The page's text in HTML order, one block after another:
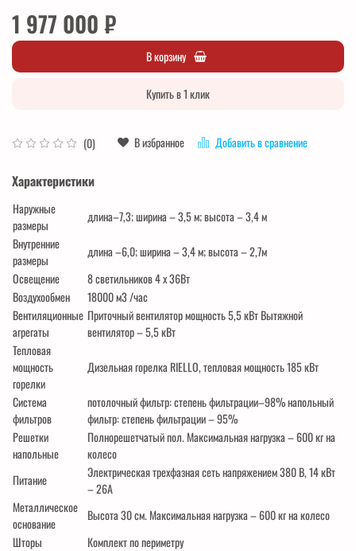
(0) В избранное Добавить в сравнение
1 977 000 ₽
В корзину
Купить в 1 клик
Характеристики
Наружные
размеры
длина–7,3; ширина – 3,5 м; высота – 3,4 м
Внутренние
размеры
длина –6,0; ширина – 3,4 м; высота – 2,7м
Освещение
8 светильников 4 х 36Вт
Воздухообмен
18000 м3 /час
Вентиляционные
агрегаты
Приточный вентилятор мощность 5,5 кВт Вытяжной
вентилятор – 5,5 кВт
Тепловая
мощность
горелки
Дизельная горелка RIELLO, тепловая мощность 185 кВт
Система
фильтров
потолочный фильтр: степень фильтрации–98% напольный
фильтр: степень фильтрации – 95%
Решетки
напольные
Полнорешетчатый пол. Максимальная нагрузка – 600 кг на
колесо
Питание
Электрическая трехфазная сеть напряжением 380 В, 14 кВт
– 26А
Металлическое
основание
Высота 30 см. Максимальная нагрузка – 600 кг на колесо
Шторы
Комплект по периметру